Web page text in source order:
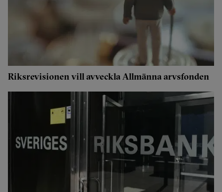
Riksrevisionen vill avveckla Allmänna arvsfonden